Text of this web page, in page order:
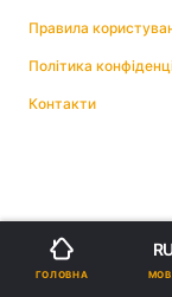
Правила
Політика
Контакти
ГОЛОВНА